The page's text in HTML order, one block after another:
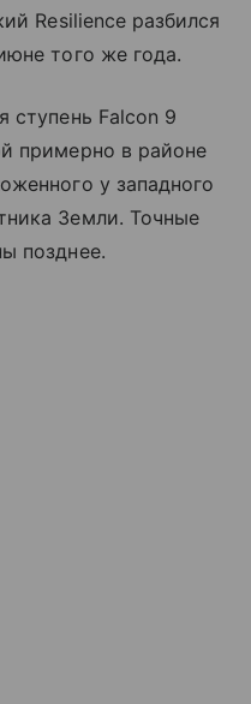
Resilience разбился
того же года.
ступень Falcon 9
примерно в районе
у западного
Земли. Точные
позднее.